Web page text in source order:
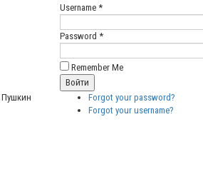
Пушкин
Username *
Password *
Remember Me
Forgot your password?
Forgot your username?